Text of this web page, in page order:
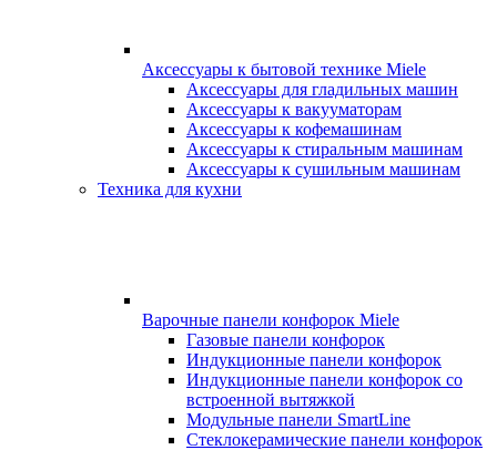
Аксессуары к бытовой технике Miele
Аксессуары для гладильных машин
Аксессуары к вакууматорам
Аксессуары к кофемашинам
Аксессуары к стиральным машинам
Аксессуары к сушильным машинам
Техника для кухни
Варочные панели конфорок Miele
Газовые панели конфорок
Индукционные панели конфорок
Индукционные панели конфорок со
встроенной вытяжкой
Модульные панели SmartLine
Стеклокерамические панели конфорок